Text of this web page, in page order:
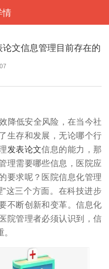
情
文信息管理目前存在的
低安全风险，在当今社
生存和发展，无论哪个行
发表论文信息的能力，那
理需要哪些信息，医院应
要求呢？医院信息化管理
这三个方面。在科技进步
不断创新和变革。信息化
院管理者必须认识到，信